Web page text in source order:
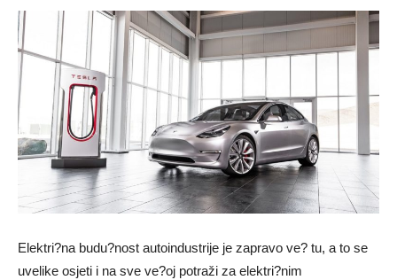
Elektri?na budu?nost autoindustrije je zapravo ve? tu, a to se
uvelike osjeti i na sve ve?oj potraži za elektri?nim